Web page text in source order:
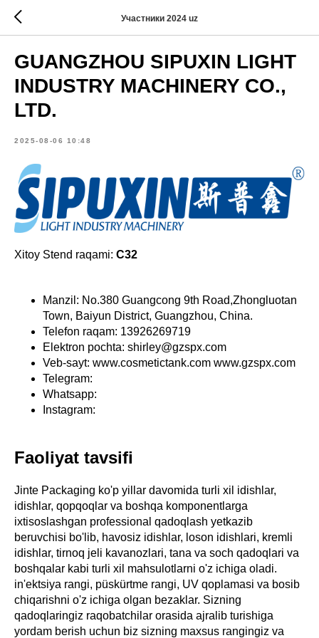
Участники 2024 uz
GUANGZHOU SIPUXIN LIGHT
INDUSTRY MACHINERY CO.,
LTD.
2025-08-06 10:48
Xitoy Stend raqami: C32
Manzil: No.380 Guangcong 9th Road,Zhongluotan
Town, Baiyun District, Guangzhou, China.
Telefon raqam: 13926269719
Elektron pochta: shirley@gzspx.com
Veb-sayt: www.cosmetictank.com www.gzspx.com
Telegram:
Whatsapp:
Instagram:
Faoliyat tavsifi
Jinte Packaging ko'p yillar davomida turli xil idishlar,
idishlar, qopqoqlar va boshqa komponentlarga
ixtisoslashgan professional qadoqlash yetkazib
beruvchisi bo'lib, havosiz idishlar, loson idishlari, kremli
idishlar, tirnoq jeli kavanozlari, tana va soch qadoqlari va
boshqalar kabi turli xil mahsulotlarni o'z ichiga oladi.
in'ektsiya rangi, püskürtme rangi, UV qoplamasi va bosib
chiqarishni o'z ichiga olgan bezaklar. Sizning
qadoqlaringiz raqobatchilar orasida ajralib turishiga
yordam berish uchun biz sizning maxsus rangingiz va